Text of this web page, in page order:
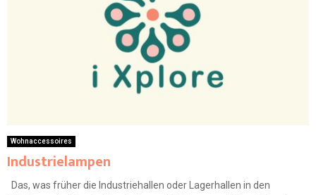
Wohnaccessoires
Industrielampen
Das, was früher die Industriehallen oder Lagerhallen in den